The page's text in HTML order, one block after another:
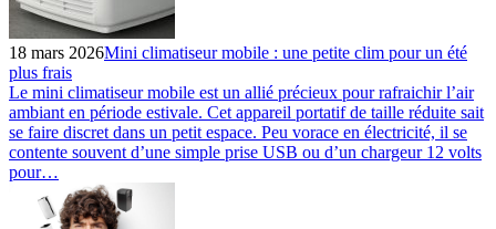
18 mars 2026Mini climatiseur mobile : une petite clim pour un été
plus frais
Le mini climatiseur mobile est un allié précieux pour rafraichir l’air
ambiant en période estivale. Cet appareil portatif de taille réduite sait
se faire discret dans un petit espace. Peu vorace en électricité, il se
contente souvent d’une simple prise USB ou d’un chargeur 12 volts
pour…